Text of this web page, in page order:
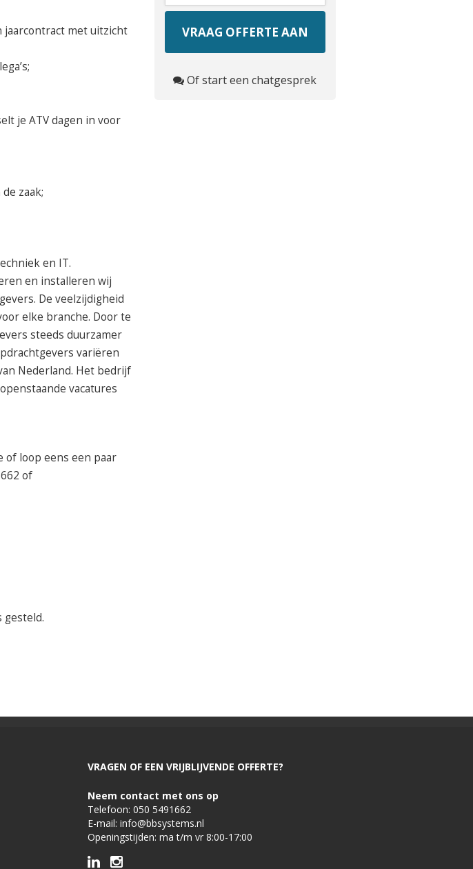
jaarcontract met uitzicht
je ATV dagen in voor
zaak;
en IT.
en installeren wij
De veelzijdigheid
elke branche. Door te
steeds duurzamer
variëren
Nederland. Het bedrijf
vacatures
of loop eens een paar
of
gesteld.
Of start een chatgesprek
VRAGEN OF EEN VRIJBLIJVENDE OFFERTE?
Neem contact met ons op
Telefoon: 050 5491662
E-mail: info@bbsystems.nl
Openingstijden: ma t/m vr 8:00-17:00